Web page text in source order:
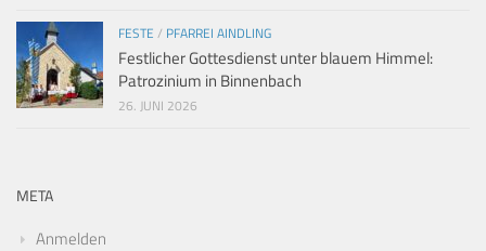
FESTE / PFARREI AINDLING
Festlicher Gottesdienst unter blauem Himmel:
Patrozinium in Binnenbach
26. JUNI 2026
META
Anmelden